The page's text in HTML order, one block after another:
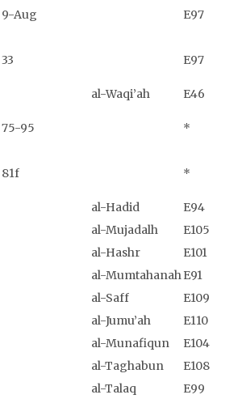
9-Aug E97
33 E97
al-Waqi’ah E46
75-95 *
81f *
al-Hadid
E94
al-Mujadalh
E105
al-Hashr
E101
al-MumtahanahE91
al-Saff
E109
al-Jumu’ah
E110
al-Munafiqun
E104
al-Taghabun
E108
al-Talaq
E99